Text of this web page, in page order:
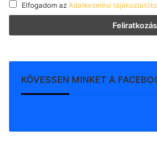
Elfogadom az Adatkezelési
KÖVESSEN MINKET A